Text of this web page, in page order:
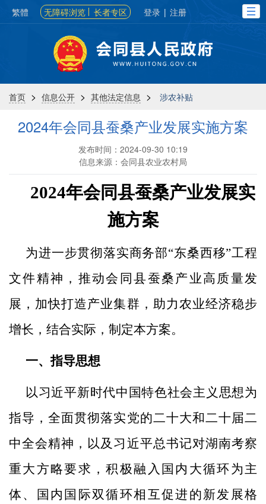
繁體 无障碍浏览 长者专区 登录 | 注册
首页 > 信息公开 > 其他法定信息 > 涉农补贴
2024年会同县蚕桑产业发展实施方案
发布时间：2024-09-30 10:19
信息来源：会同县农业农村局
2024年会同县蚕桑产业发展实
施方案
为进一步贯彻落实商务部“东桑西移”工程
文件精神，推动会同县蚕桑产业高质量发
展，加快打造产业集群，助力农业经济稳步
增长，结合实际，制定本方案。
一、指导思想
以习近平新时代中国特色社会主义思想为
指导，全面贯彻落实党的二十大和二十届二
中全会精神，以及习近平总书记对湖南考察
重大方略要求，积极融入国内大循环为主
体、国内国际双循环相互促进的新发展格